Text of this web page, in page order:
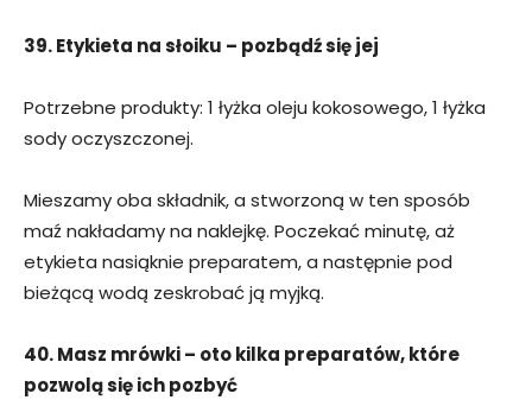
39. Etykieta na słoiku – pozbądź się jej
Potrzebne produkty: 1 łyżka oleju kokosowego, 1 łyżka
sody oczyszczonej.
Mieszamy oba składnik, a stworzoną w ten sposób
maź nakładamy na naklejkę. Poczekać minutę, aż
etykieta nasiąknie preparatem, a następnie pod
bieżącą wodą zeskrobać ją myjką.
40. Masz mrówki – oto kilka preparatów, które
pozwolą się ich pozbyć